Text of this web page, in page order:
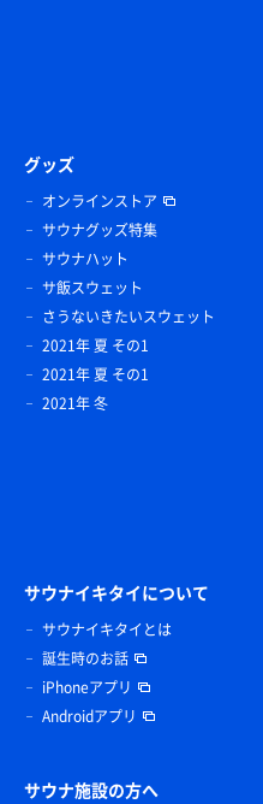
グッズ
オンラインストア
サウナグッズ特集
サウナハット
サ飯スウェット
さうないきたいスウェット
2021年 夏 その1
2021年 夏 その1
2021年 冬
サウナイキタイについて
サウナイキタイとは
誕生時のお話
iPhoneアプリ
Androidアプリ
サウナ施設の方へ